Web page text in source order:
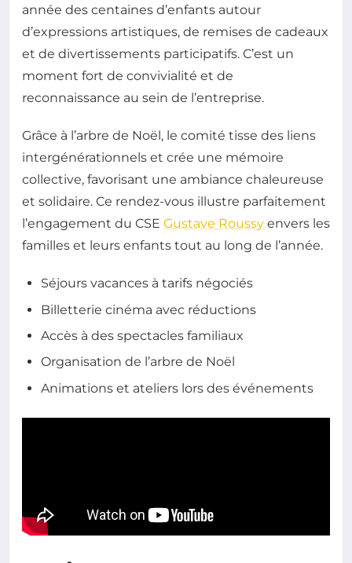
année des centaines d’enfants autour
d’expressions artistiques, de remises de cadeaux
et de divertissements participatifs. C’est un
moment fort de convivialité et de
reconnaissance au sein de l’entreprise.
Grâce à l’arbre de Noël, le comité tisse des liens
intergénérationnels et crée une mémoire
collective, favorisant une ambiance chaleureuse
et solidaire. Ce rendez-vous illustre parfaitement
l’engagement du CSE Gustave Roussy envers les
familles et leurs enfants tout au long de l’année.
Séjours vacances à tarifs négociés
Billetterie cinéma avec réductions
Accès à des spectacles familiaux
Organisation de l’arbre de Noël
Animations et ateliers lors des événements